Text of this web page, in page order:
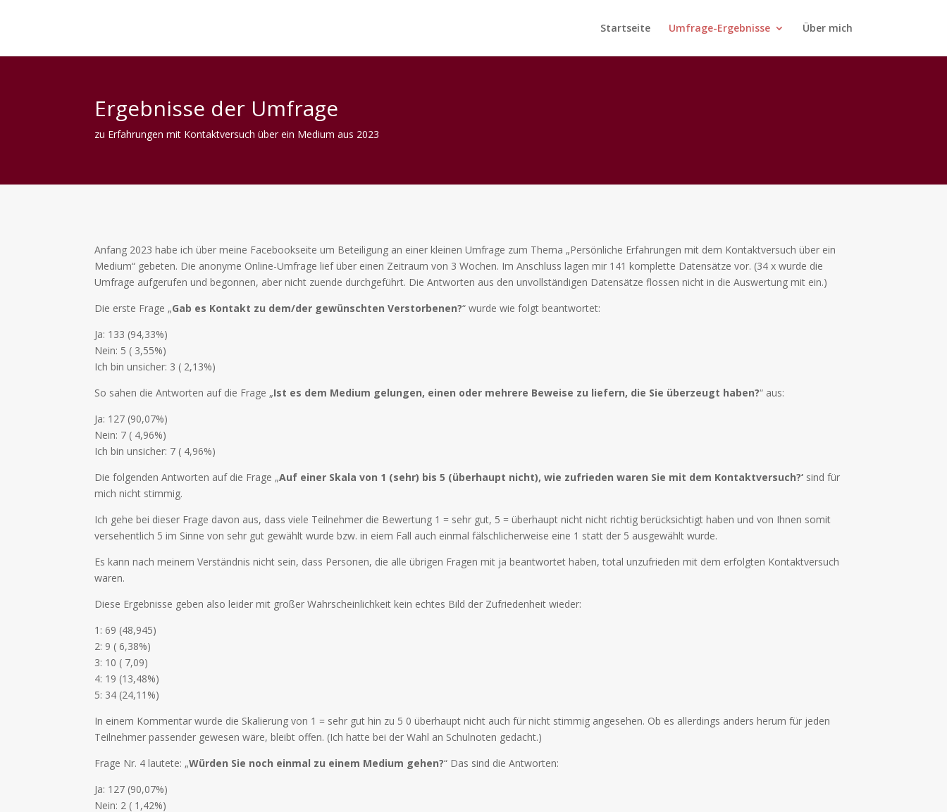
Startseite Umfrage-Ergebnisse Über mich
Ergebnisse der Umfrage
zu Erfahrungen mit Kontaktversuch über ein Medium aus 2023
Anfang 2023 habe ich über meine Facebookseite um Beteiligung an einer kleinen Umfrage zum Thema „Persönliche Erfahrungen mit dem Kontaktversuch über ein
Medium“ gebeten. Die anonyme Online-Umfrage lief über einen Zeitraum von 3 Wochen. Im Anschluss lagen mir 141 komplette Datensätze vor. (34 x wurde die
Umfrage aufgerufen und begonnen, aber nicht zuende durchgeführt. Die Antworten aus den unvollständigen Datensätze flossen nicht in die Auswertung mit ein.)
Die erste Frage „Gab es Kontakt zu dem/der gewünschten Verstorbenen?“ wurde wie folgt beantwortet:
Ja: 133 (94,33%)
Nein: 5 ( 3,55%)
Ich bin unsicher: 3 ( 2,13%)
So sahen die Antworten auf die Frage „Ist es dem Medium gelungen, einen oder mehrere Beweise zu liefern, die Sie überzeugt haben?“ aus:
Ja: 127 (90,07%)
Nein: 7 ( 4,96%)
Ich bin unsicher: 7 ( 4,96%)
Die folgenden Antworten auf die Frage „Auf einer Skala von 1 (sehr) bis 5 (überhaupt nicht), wie zufrieden waren Sie mit dem Kontaktversuch?‘ sind für
mich nicht stimmig.
Ich gehe bei dieser Frage davon aus, dass viele Teilnehmer die Bewertung 1 = sehr gut, 5 = überhaupt nicht nicht richtig berücksichtigt haben und von Ihnen somit
versehentlich 5 im Sinne von sehr gut gewählt wurde bzw. in eiem Fall auch einmal fälschlicherweise eine 1 statt der 5 ausgewählt wurde.
Es kann nach meinem Verständnis nicht sein, dass Personen, die alle übrigen Fragen mit ja beantwortet haben, total unzufrieden mit dem erfolgten Kontaktversuch
waren.
Diese Ergebnisse geben also leider mit großer Wahrscheinlichkeit kein echtes Bild der Zufriedenheit wieder:
1: 69 (48,945)
2: 9 ( 6,38%)
3: 10 ( 7,09)
4: 19 (13,48%)
5: 34 (24,11%)
In einem Kommentar wurde die Skalierung von 1 = sehr gut hin zu 5 0 überhaupt nicht auch für nicht stimmig angesehen. Ob es allerdings anders herum für jeden
Teilnehmer passender gewesen wäre, bleibt offen. (Ich hatte bei der Wahl an Schulnoten gedacht.)
Frage Nr. 4 lautete: „Würden Sie noch einmal zu einem Medium gehen?“ Das sind die Antworten:
Ja: 127 (90,07%)
Nein: 2 ( 1,42%)